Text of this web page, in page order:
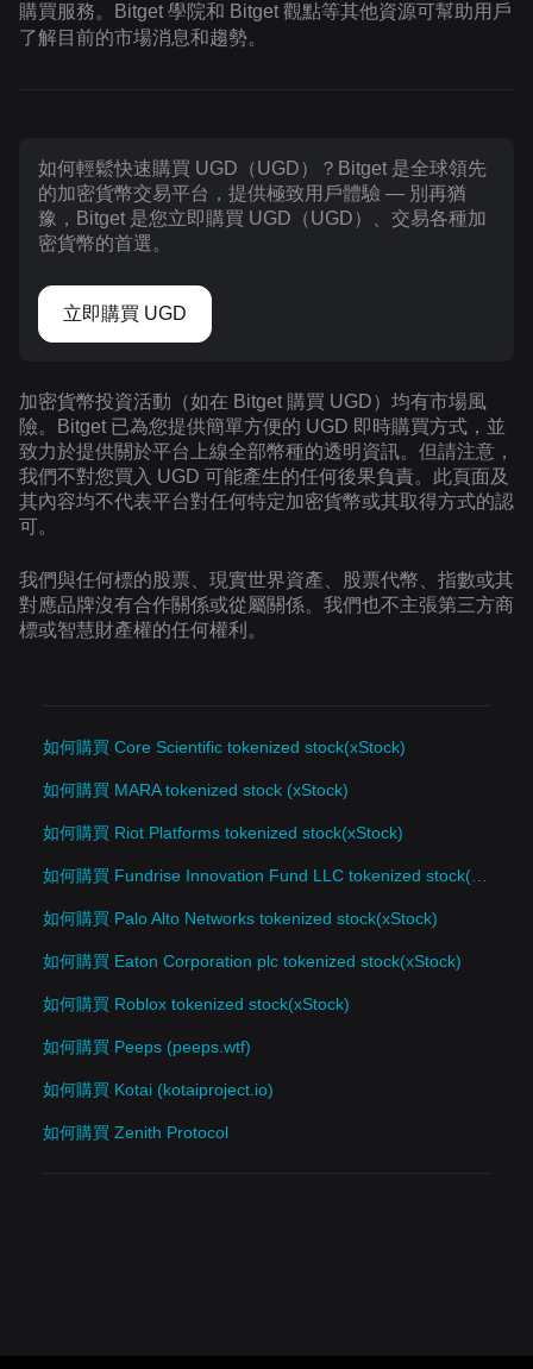
購買服務。Bitget 學院和 Bitget 觀點等其他資源可幫助用戶
了解目前的市場消息和趨勢。
如何輕鬆快速購買 UGD（UGD）？Bitget 是全球領先
的加密貨幣交易平台，提供極致用戶體驗 — 別再猶
豫，Bitget 是您立即購買 UGD（UGD）、交易各種加
密貨幣的首選。
立即購買 UGD
加密貨幣投資活動（如在 Bitget 購買 UGD）均有市場風
險。Bitget 已為您提供簡單方便的 UGD 即時購買方式，並
致力於提供關於平台上線全部幣種的透明資訊。但請注意，
我們不對您買入 UGD 可能產生的任何後果負責。此頁面及
其內容均不代表平台對任何特定加密貨幣或其取得方式的認
可。
我們與任何標的股票、現實世界資產、股票代幣、指數或其
對應品牌沒有合作關係或從屬關係。我們也不主張第三方商
標或智慧財產權的任何權利。
如何購買 Core Scientific tokenized stock(xStock)
如何購買 MARA tokenized stock (xStock)
如何購買 Riot Platforms tokenized stock(xStock)
如何購買 Palo Alto Networks tokenized stock(xStock)
如何購買 Eaton Corporation plc tokenized stock(xStock)
如何購買 Roblox tokenized stock(xStock)
如何購買 Peeps (peeps.wtf)
如何購買 Kotai (kotaiproject.io)
如何購買 Zenith Protocol